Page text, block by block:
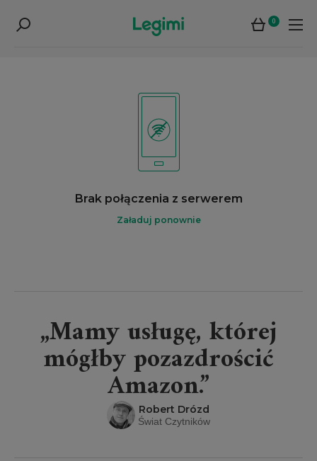
0
Brak połączenia z serwerem
Załaduj ponownie
„Mamy usługę, której
mógłby pozazdrościć
Amazon.”
Robert Drózd
Świat Czytników